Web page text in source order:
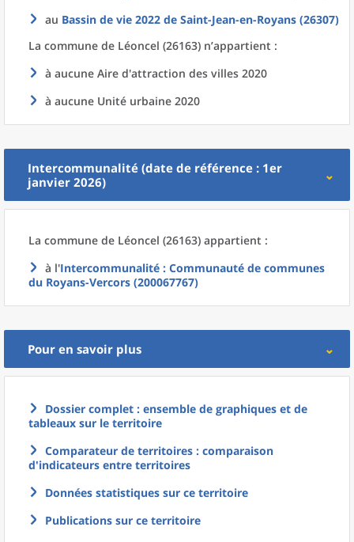
au Bassin de vie 2022 de Saint-Jean-en-Royans (26307)
La commune de Léoncel (26163) n’appartient :
à aucune Aire d'attraction des villes 2020
à aucune Unité urbaine 2020
Intercommunalité (date de référence : 1er
janvier 2026)
La commune de Léoncel (26163) appartient :
à l'Intercommunalité : Communauté de communes
du Royans-Vercors (200067767)
Pour en savoir plus
Dossier complet : ensemble de graphiques et de
tableaux sur le territoire
Comparateur de territoires : comparaison
d'indicateurs entre territoires
Données statistiques sur ce territoire
Publications sur ce territoire